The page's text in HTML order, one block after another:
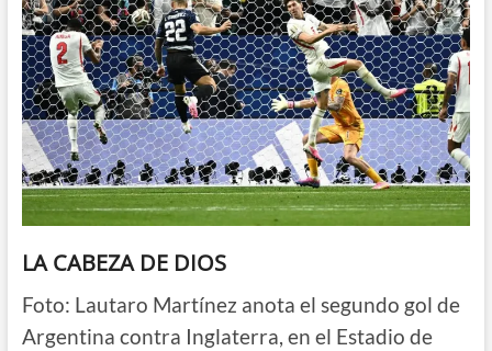
LA CABEZA DE DIOS
Foto: Lautaro Martínez anota el segundo gol de
Argentina contra Inglaterra, en el Estadio de